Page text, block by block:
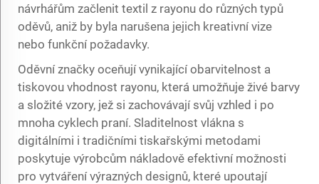
návrhářům začlenit textil z rayonu do různých typů
oděvů, aniž by byla narušena jejich kreativní vize
nebo funkční požadavky.
Oděvní značky oceňují vynikající obarvitelnost a
tiskovou vhodnost rayonu, která umožňuje živé barvy
a složité vzory, jež si zachovávají svůj vzhled i po
mnoha cyklech praní. Sladitelnost vlákna s
digitálními i tradičními tiskařskými metodami
poskytuje výrobcům nákladově efektivní možnosti
pro vytváření výrazných designů, které upoutají